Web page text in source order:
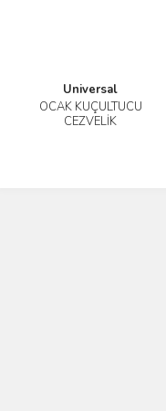
Universal
OCAK KÜÇÜLTÜCÜ
CEZVELİK
İncele